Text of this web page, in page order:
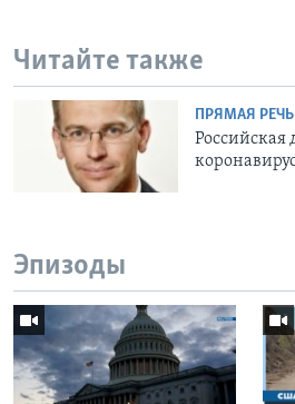
Читайте также
ПРЯМАЯ РЕЧЬ
Российская
Эпизоды